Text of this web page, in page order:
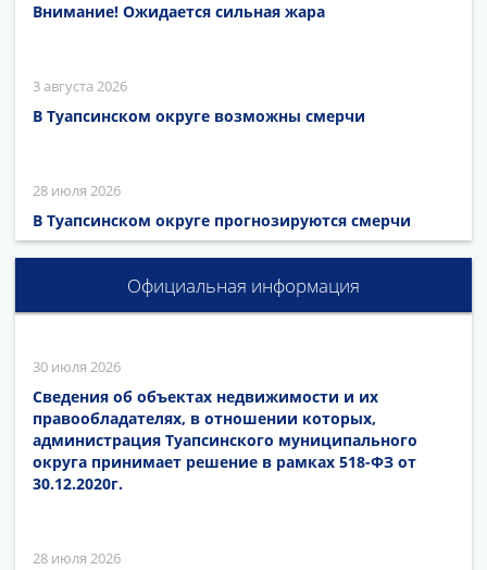
Внимание! Ожидается сильная жара
3 августа 2026
В Туапсинском округе возможны смерчи
28 июля 2026
В Туапсинском округе прогнозируются смерчи
Официальная информация
30 июля 2026
Сведения об объектах недвижимости и их
правообладателях, в отношении которых,
администрация Туапсинского муниципального
округа принимает решение в рамках 518-ФЗ от
30.12.2020г.
28 июля 2026